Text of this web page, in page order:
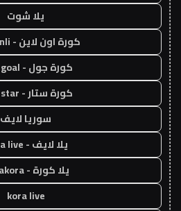
يلا شوت
كورة اون لاين - kora onli
كورة جول - kora goal
كورة ستار - kora star
سوريا لايف
يلا لايف - yalla live
يلا كورة - yallakora
kora live